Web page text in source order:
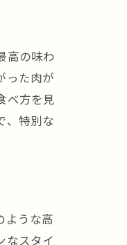
高の味わ
った肉が
べ方を見
、特別な
ような高
なスタイ